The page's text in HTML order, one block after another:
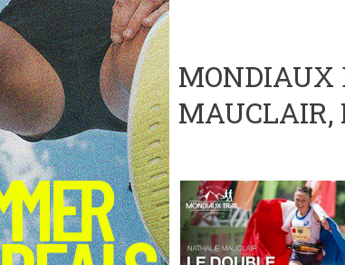
MONDIAUX
MAUCLAIR,